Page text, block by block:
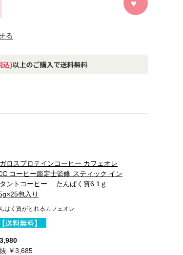
ガロスプロテインコーヒー カフェオレ
コーヒー鑑定士監修 スティック イン
ントコーヒー たんぱく質6.1ｇ
包入り
ぱく質がとれるカフェオレ
￥3,685
る